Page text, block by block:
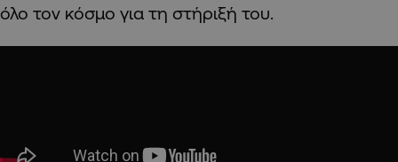
όλο τον κόσμο για τη στήριξή του.